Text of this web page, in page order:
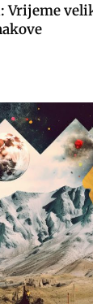
Vrijeme